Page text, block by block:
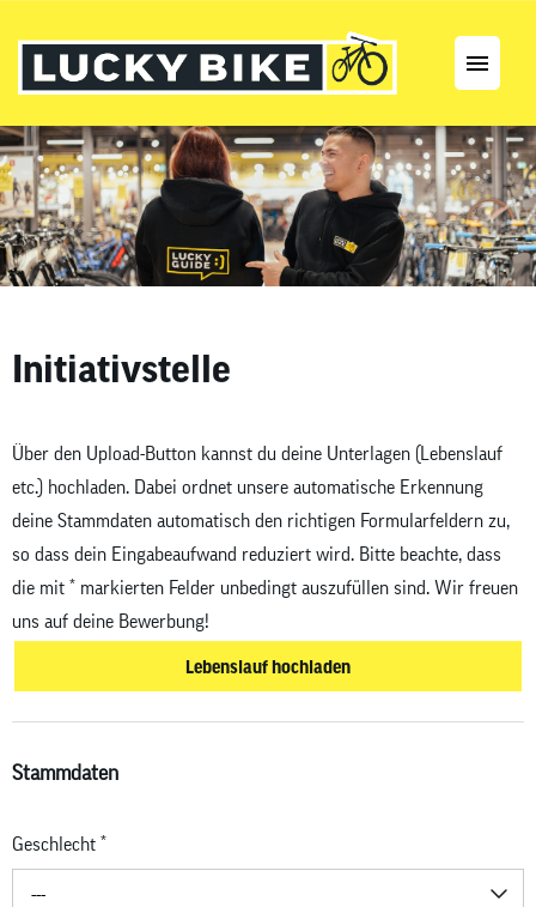
Stellenangebote
Karriereseite
Initiativstelle
Über den Upload-Button kannst du deine Unterlagen (Lebenslauf
etc.) hochladen. Dabei ordnet unsere automatische Erkennung
deine Stammdaten automatisch den richtigen Formularfeldern zu,
so dass dein Eingabeaufwand reduziert wird. Bitte beachte, dass
die mit * markierten Felder unbedingt auszufüllen sind. Wir freuen
uns auf deine Bewerbung!
Lebenslauf hochladen
Stammdaten
Geschlecht *
---